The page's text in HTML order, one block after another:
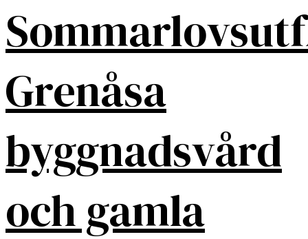
Grenåsa
byggnadsvård
och gamla